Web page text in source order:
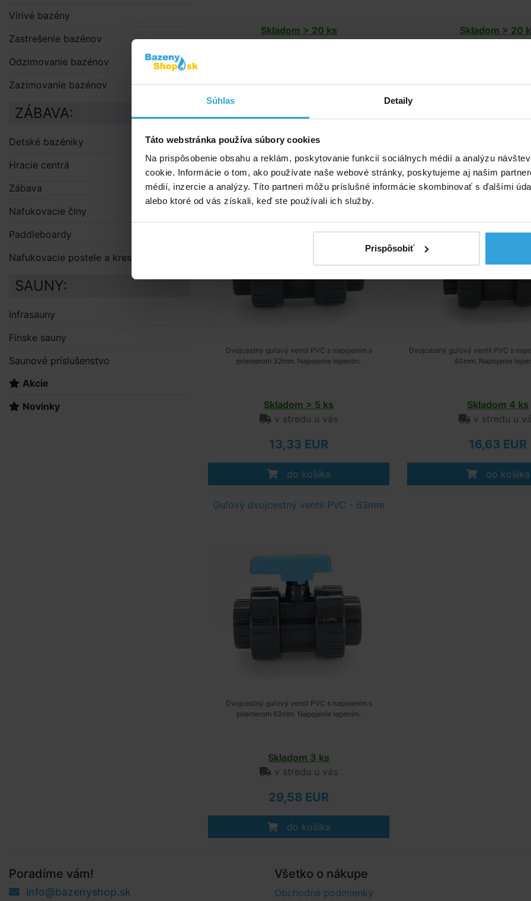
Súhlas Detaily
Táto webstránka používa súbory cookies
Na prispôsobenie obsahu a reklám, poskytovanie funkcií sociálnych médií a analýzu
cookie. Informácie o tom, ako používate naše webové stránky, poskytujeme aj našim
médií, inzercie a analýzy. Títo partneri môžu príslušné informácie skombinovať s ďalšími
alebo ktoré od vás získali, keď ste používali ich služby.
Prispôsobiť
Skladom > 20 ks
Skladom > 20
Guľový dvojcestný ventil PVC - 32mm
Dvojcestný guľový ventil PVC s napojením s
priemerom 32mm. Napojenie lepením.
Skladom > 5 ks
v stredu u vás
13,33 EUR
do košíka
Guľový dvojcestný ventil
Dvojcestný guľový ventil PVC s
40mm. Napojenie
Skladom 4 ks
v stredu u
16,63 EUR
do košíka
Guľový dvojcestný ventil PVC - 63mm
Dvojcestný guľový ventil PVC s napojením s
priemerom 63mm. Napojenie lepením.
Skladom 3 ks
v stredu u vás
29,58 EUR
do košíka
Vírivé bazény
Zastrešenie bazénov
Odzimovanie bazénov
Zazimovanie bazénov
ZÁBAVA:
Detské bazéniky
Hracie centrá
Zábava
Nafukovacie člny
Paddleboardy
Nafukovacie postele a kreslá
SAUNY:
Infrasauny
Fínske sauny
Saunové príslušenstvo
Akcie
Novinky
Poradíme vám!
info@bazenyshop.sk
Všetko o nákupe
Obchodné podmienky